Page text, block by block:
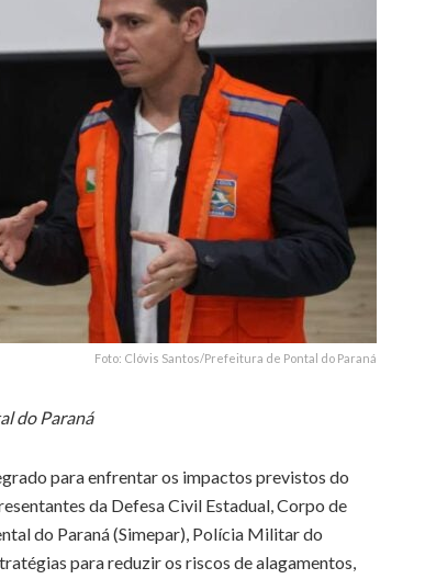
Foto: Clóvis Santos/Prefeitura de Pontal do Paraná
do Paraná
para enfrentar os impactos previstos do
da Defesa Civil Estadual, Corpo de
do Paraná (Simepar), Polícia Militar do
para reduzir os riscos de alagamentos,